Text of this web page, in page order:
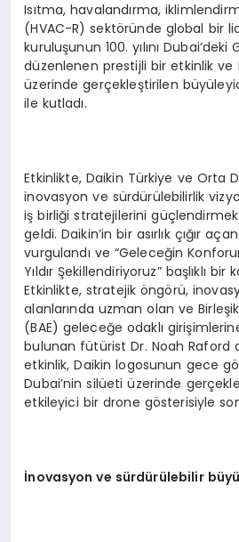
Isıtma, havalandırma,
(HVAC-R) sektöründe global bir
kuruluşunun 100. yılını
düzenlenen prestijli bir etkinlik ve
üzerinde gerçekleştirilen
ile kutladı.
Etkinlikte, Daikin Türkiye ve Orta
inovasyon ve sürdürülebilirlik
iş birliği stratejilerini
geldi. Daikin’in bir asırlık çığır
vurgulandı ve “Geleceğin
Yıldır Şekillendiriyoruz” başlıklı
Etkinlikte, stratejik öngörü,
alanlarında uzman olan ve
(BAE) geleceğe odaklı
bulunan fütürist Dr. Noah Raford
etkinlik, Daikin logosunun gece
Dubai’nin silüeti üzerinde
etkileyici bir drone gösterisiyle
İnovasyon ve sürdürülebilir